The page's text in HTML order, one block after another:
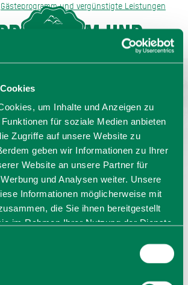
um Inhalte und Anzeigen zu
für soziale Medien anbieten
Zugriffe auf unsere Website zu
geben wir Informationen zu Ihrer
Website an unsere Partner für
und Analysen weiter. Unsere
Informationen möglicherweise mit
die Sie ihnen bereitgestellt
im Rahmen Ihrer Nutzung der Dienste
unsere Webseite weiterhin nutzen.
Gästeprogramm und vergünstigte Leistungen
und
UND
LEISTUNGEN
GASTGEBERSUCHE